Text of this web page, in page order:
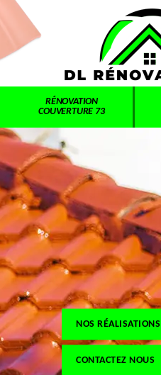
RÉNOVATION
COUVERTURE 73
NOS RÉALISATIONS
CONTACTEZ NOUS